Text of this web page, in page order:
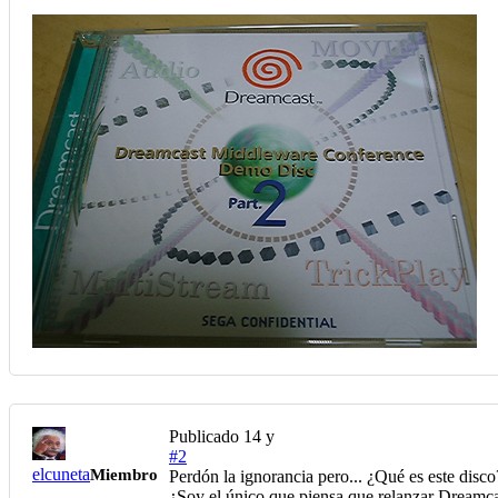
elcunetaMiembro
Publicado 14 y
#2
Perdón la ignorancia pero... ¿Qué es este